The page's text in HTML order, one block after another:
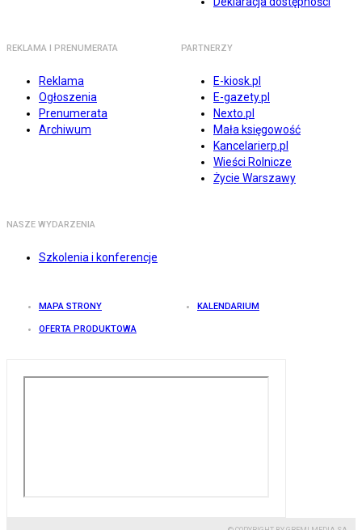
REKLAMA I PRENUMERATA
Reklama
Ogłoszenia
Prenumerata
Archiwum
PARTNERZY
E-kiosk.pl
E-gazety.pl
Nexto.pl
Mała księgowość
Kancelarierp.pl
Wieści Rolnicze
Życie Warszawy
NASZE WYDARZENIA
Szkolenia i konferencje
MAPA STRONY KALENDARIUM
OFERTA PRODUKTOWA